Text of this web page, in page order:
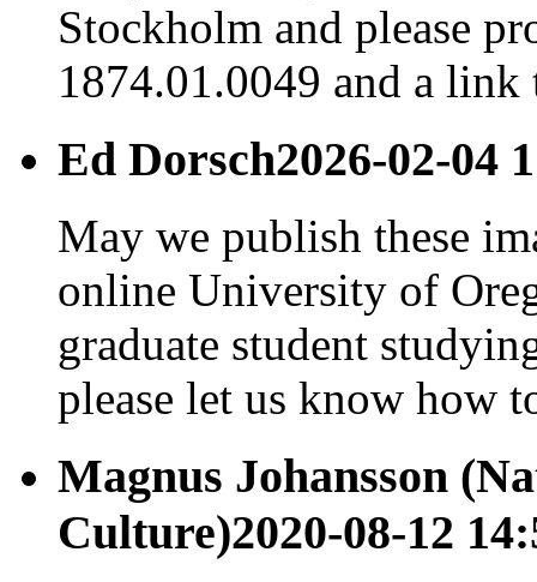
Stockholm and please
1874.01.0049 and a link
Ed Dorsch2026-02-04
May we publish these
online University of
graduate student
please let us know how
Magnus Johansson
Culture)2020-08-12